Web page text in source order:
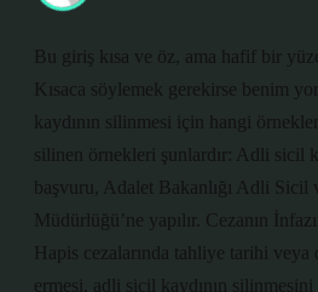
Bu giriş kısa ve öz, ama hafif bir
Kısaca söylemek gerekirse benim
kaydının silinmesi için hangi
silinen örnekleri şunlardır: Adli sicil
başvuru, Adalet Bakanlığı Adli Sicil
Müdürlüğü’ne yapılır. Cezanın
Hapis cezalarında tahliye tarihi veya
ermesi, adli sicil kaydının silinmesini